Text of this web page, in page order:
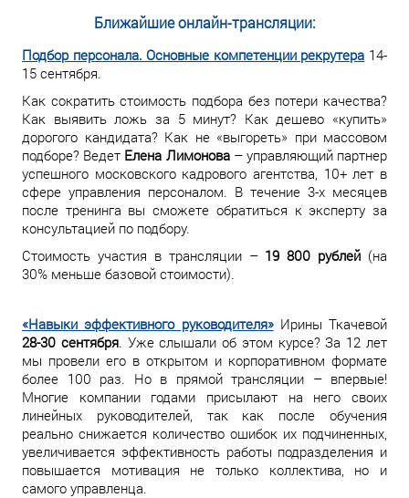
Ближайшие онлайн-трансляции:
Подбор персонала. Основные компетенции рекрутера 14-
15 сентября.
Как сократить стоимость подбора без потери качества?
Как выявить ложь за 5 минут? Как дешево «купить»
дорогого кандидата? Как не «выгореть» при массовом
подборе? Ведет Елена Лимонова– управляющий партнер
успешного московского кадрового агентства, 10+ лет в
сфере управления персоналом. В течение 3-х месяцев
после тренинга вы сможете обратиться к эксперту за
консультацией по подбору.
Стоимость участия в трансляции – 19 800 рублей (на
30% меньше базовой стоимости).
«Навыки эффективного руководителя»Ирины Ткачевой
28-30 сентября. Уже слышали об этом курсе? За 12 лет
мы провели его в открытом и корпоративном формате
более 100 раз. Но в прямой трансляции – впервые!
Многие компании годами присылают на него своих
линейных руководителей, так как после обучения
реально снижается количество ошибок их подчиненных,
увеличивается эффективность работы подразделения и
повышается мотивация не только коллектива, но и
самого управленца.